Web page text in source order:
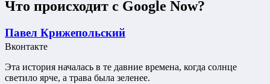
Что происходит с Google Now?
Павел Крижепольский
Вконтакте
Эта история началась в те давние времена, когда солнце
светило ярче, а трава была зеленее.